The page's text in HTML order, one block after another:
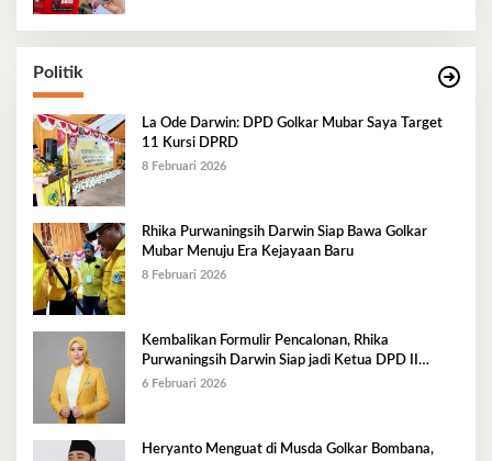
Politik
La Ode Darwin: DPD Golkar Mubar Saya Target
11 Kursi DPRD
8 Februari 2026
Rhika Purwaningsih Darwin Siap Bawa Golkar
Mubar Menuju Era Kejayaan Baru
8 Februari 2026
Kembalikan Formulir Pencalonan, Rhika
Purwaningsih Darwin Siap jadi Ketua DPD II
Golkar Mubar
6 Februari 2026
Heryanto Menguat di Musda Golkar Bombana,